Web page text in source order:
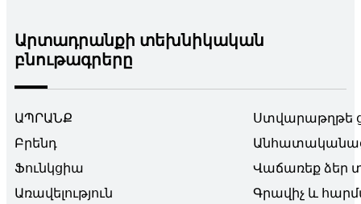
Արտադրանքի տեխնիկական
բնութագրերը
ԱՊՐԱՆՔ
Ստվարաթղթե
Բրենդ
Ֆունկցիա
Վաճառեք ձեր
Առավելություն
Գրավիչ և